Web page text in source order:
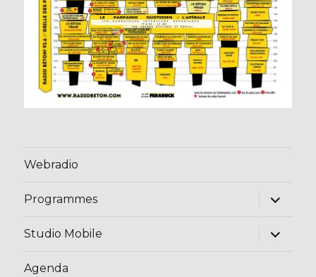
Webradio
Programmes
ouvrir
menu
Studio Mobile
ouvrir
Agenda